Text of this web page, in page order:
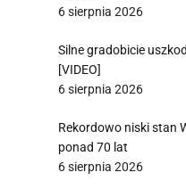
6 sierpnia 2026
Silne gradobicie
[VIDEO]
6 sierpnia 2026
Rekordowo niski stan
ponad 70 lat
6 sierpnia 2026